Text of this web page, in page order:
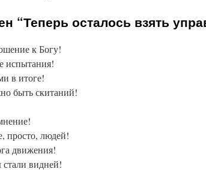
“Теперь осталось взять
к Богу!
испытания!
в итоге!
быть скитаний!
просто, людей!
движения!
видней!